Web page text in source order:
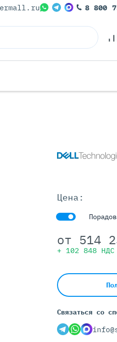
С
С
С
С
8 800
Цена:
от 514
+ 102 848 НДС
Связаться со